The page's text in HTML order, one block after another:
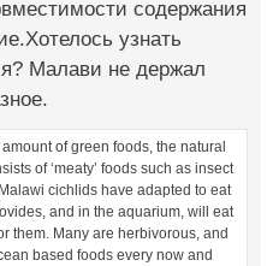
содержания
узнать
Малави не держал
of green foods, the natural
of ‘meaty’ foods such as insect
cichlids have adapted to eat
and in the aquarium, will eat
them. Many are herbivorous, and
based foods every now and